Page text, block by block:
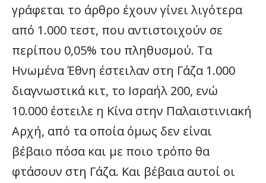
γράφεται το άρθρο έχουν γίνει λιγότερα
από 1.000 τεστ, που αντιστοιχούν σε
περίπου 0,05% του πληθυσμού. Τα
Ηνωμένα Έθνη έστειλαν στη Γάζα 1.000
διαγνωστικά κιτ, το Ισραήλ 200, ενώ
10.000 έστειλε η Κίνα στην Παλαιστινιακή
Αρχή, από τα οποία όμως δεν είναι
βέβαιο πόσα και με ποιο τρόπο θα
φτάσουν στη Γάζα. Και βέβαια αυτοί οι